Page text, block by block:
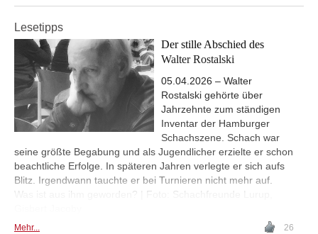
Lesetipps
Der stille Abschied des
Walter Rostalski
05.04.2026 – Walter
Rostalski gehörte über
Jahrzehnte zum ständigen
Inventar der Hamburger
Schachszene. Schach war
seine größte Begabung und als Jugendlicher erzielte er schon
beachtliche Erfolge. In späteren Jahren verlegte er sich aufs
Blitz. Irgendwann tauchte er bei Turnieren nicht mehr auf.
Was ist aus ihm geworden? | Foto: Schachfreunde Lurup,
Mehr... 26